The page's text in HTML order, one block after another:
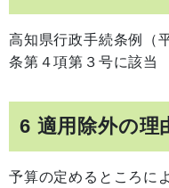
高知県行政手続条例（
条第４項第３号に該当
6 適用除外の理
予算の定めるところに